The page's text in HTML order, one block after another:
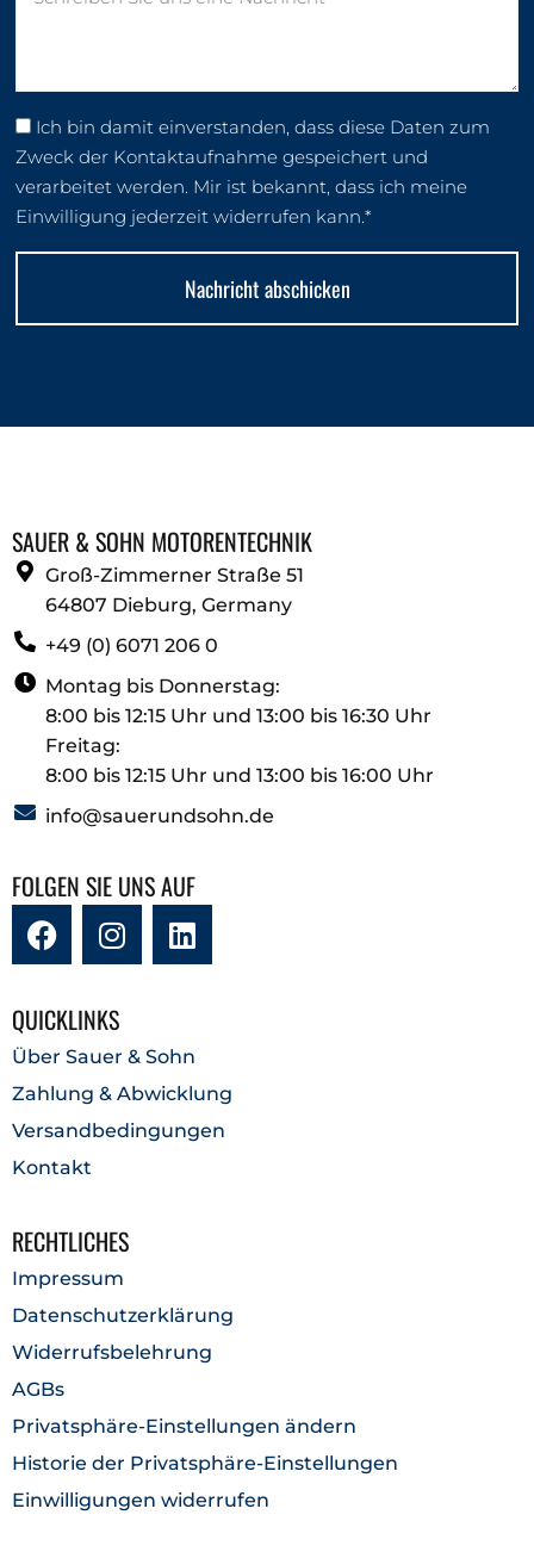
Ich bin damit einverstanden, dass diese Daten zum
Zweck der Kontaktaufnahme gespeichert und
verarbeitet werden. Mir ist bekannt, dass ich meine
Einwilligung jederzeit widerrufen kann.*
Nachricht abschicken
SAUER & SOHN MOTORENTECHNIK
Groß-Zimmerner Straße 51
64807 Dieburg, Germany
+49 (0) 6071 206 0
Montag bis Donnerstag:
8:00 bis 12:15 Uhr und 13:00 bis 16:30 Uhr
Freitag:
8:00 bis 12:15 Uhr und 13:00 bis 16:00 Uhr
info@sauerundsohn.de
FOLGEN SIE UNS AUF
QUICKLINKS
Über Sauer & Sohn
Zahlung & Abwicklung
Versandbedingungen
Kontakt
RECHTLICHES
Impressum
Datenschutzerklärung
Widerrufsbelehrung
AGBs
Privatsphäre-Einstellungen ändern
Historie der Privatsphäre-Einstellungen
Einwilligungen widerrufen